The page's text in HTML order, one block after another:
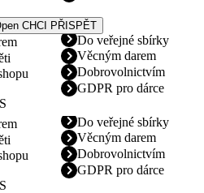
CHCI PŘISPĚT
Do veřejné sbírky
Věcným darem
Dobrovolnictvím
GDPR pro dárce
Do veřejné sbírky
Věcným darem
Dobrovolnictvím
GDPR pro dárce